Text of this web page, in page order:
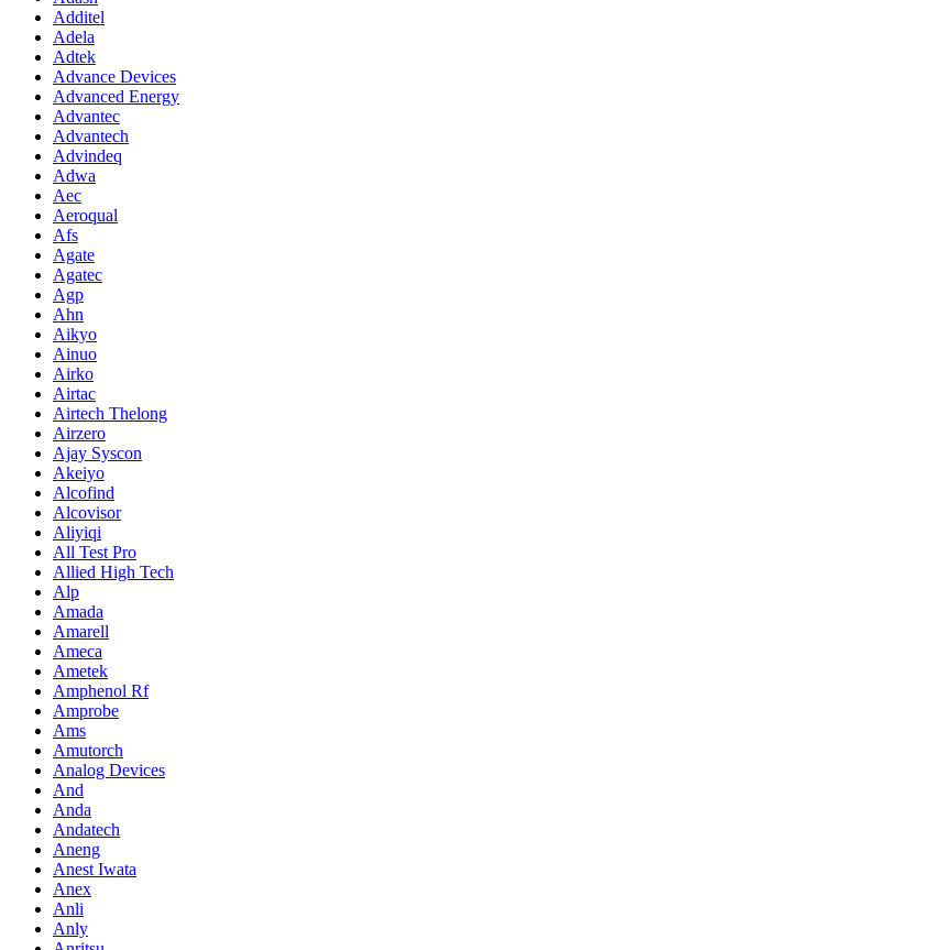
Additel
Adela
Adtek
Advance Devices
Advanced Energy
Advantec
Advantech
Advindeq
Adwa
Aec
Aeroqual
Afs
Agate
Agatec
Agp
Ahn
Aikyo
Ainuo
Airko
Airtac
Airtech Thelong
Airzero
Ajay Syscon
Akeiyo
Alcofind
Alcovisor
Aliyiqi
All Test Pro
Allied High Tech
Alp
Amada
Amarell
Ameca
Ametek
Amphenol Rf
Amprobe
Ams
Amutorch
Analog Devices
And
Anda
Andatech
Aneng
Anest Iwata
Anex
Anli
Anly